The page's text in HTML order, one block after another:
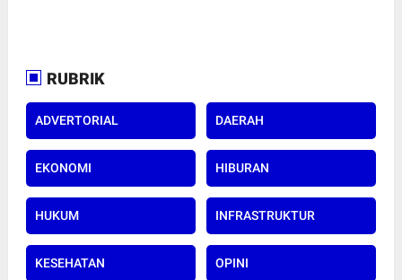
RUBRIK
ADVERTORIAL DAERAH
EKONOMI HIBURAN
HUKUM INFRASTRUKTUR
KESEHATAN OPINI